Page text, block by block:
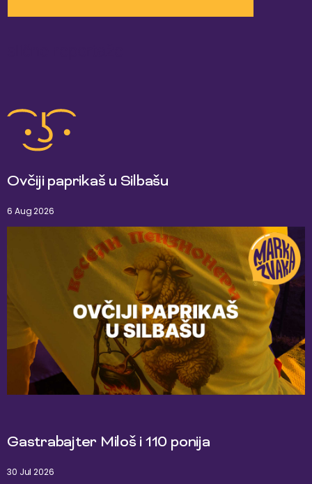
Ovčiji paprikaš u Silbašu
6 Aug 2026
Gastrabajter Miloš i 110 ponija
30 Jul 2026